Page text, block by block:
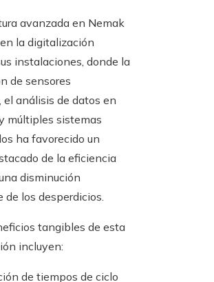
avanzada en Nemak
la digitalización
instalaciones, donde la
de sensores
análisis de datos en
múltiples sistemas
ha favorecido un
de la eficiencia
disminución
de los desperdicios.
tangibles de esta
incluyen:
de tiempos de ciclo